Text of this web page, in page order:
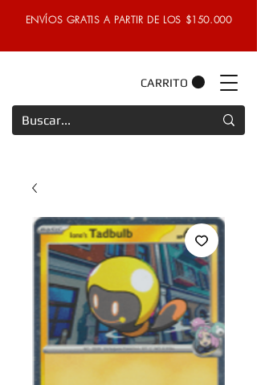
ENVÍOS GRATIS A PARTIR DE LOS $150.000
CARRITO